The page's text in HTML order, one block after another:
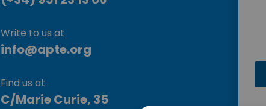
Write to us at
info@apte.org
Find us at
C/Marie Curie, 35